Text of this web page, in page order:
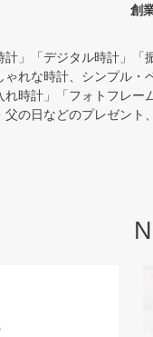
創
計」「デジタル時計」
れな時計、シンプル
時計」「フォトフレ
の日などのプレゼン